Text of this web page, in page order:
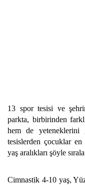
13 spor tesisi ve
parkta, birbirinden
hem de yeteneklerini
tesislerden çocuklar
yaş aralıkları şöyle
Cimnastik 4-10 yaş,